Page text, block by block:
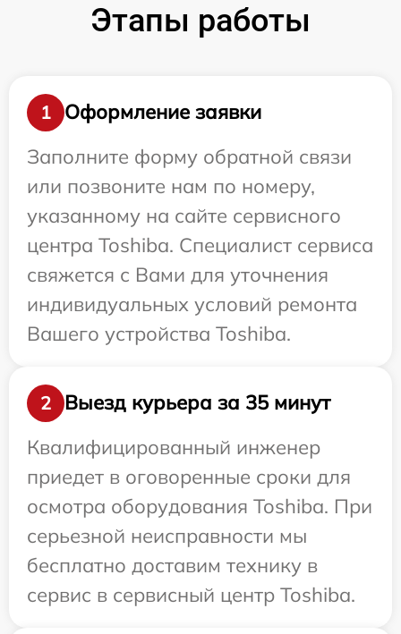
Этапы работы
1
Оформление заявки
Заполните форму обратной связи
или позвоните нам по номеру,
указанному на сайте сервисного
центра Toshiba. Специалист сервиса
свяжется с Вами для уточнения
индивидуальных условий ремонта
Вашего устройства Toshiba.
2
Выезд курьера за 35 минут
Квалифицированный инженер
приедет в оговоренные сроки для
осмотра оборудования Toshiba. При
серьезной неисправности мы
бесплатно доставим технику в
сервис в сервисный центр Toshiba.